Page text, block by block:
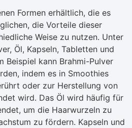
Formen erhältlich, die es
die Vorteile dieser
Weise zu nutzen. Unter
Öl, Kapseln, Tabletten und
Beispiel kann Brahmi-Pulver
indem es in Smoothies
oder zur Herstellung von
wird. Das Öl wird häufig für
um die Haarwurzeln zu
zu fördern. Kapseln und